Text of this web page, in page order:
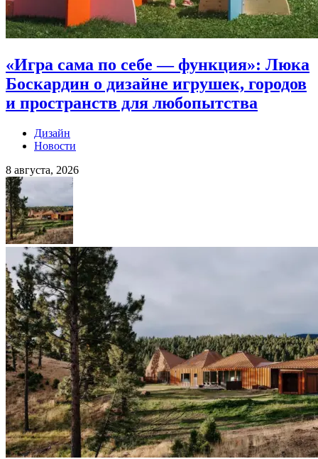
«Игра сама по себе — функция»: Люка
Боскардин о дизайне игрушек, городов
и пространств для любопытства
Дизайн
Новости
8 августа, 2026